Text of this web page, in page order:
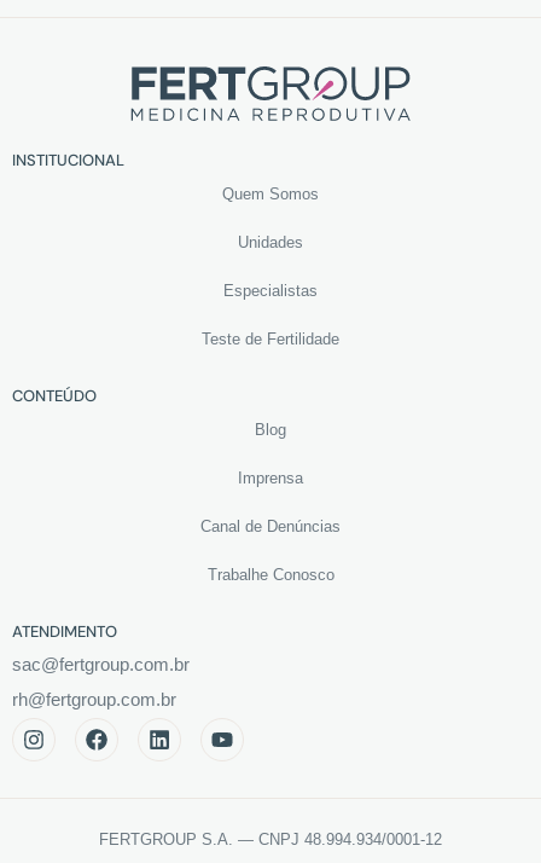
INSTITUCIONAL
Quem Somos
Unidades
Especialistas
Teste de Fertilidade
CONTEÚDO
Blog
Imprensa
Canal de Denúncias
Trabalhe Conosco
ATENDIMENTO
sac@fertgroup.com.br
rh@fertgroup.com.br
FERTGROUP S.A. — CNPJ 48.994.934/0001-12